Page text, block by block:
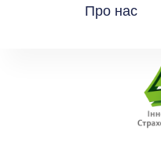
Про нас